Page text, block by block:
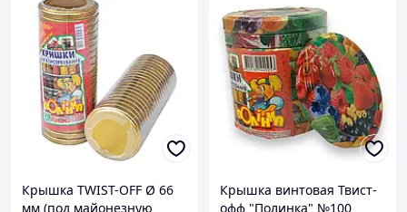
Крышка TWIST-OFF Ø 66
мм (под майонезную
Крышка винтовая Твист-
офф "Полинка" №100